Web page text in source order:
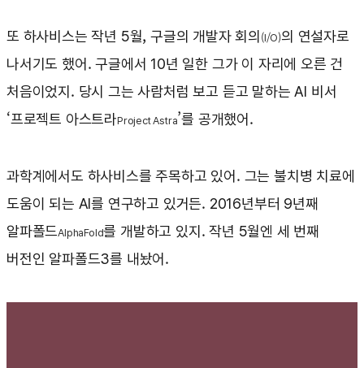
또 하사비스는 작년 5월, 구글의 개발자 회의 (I/O)의 연설자로
나서기도 했어. 구글에서 10년 일한 그가 이 자리에 오른 건
처음이었지. 당시 그는 사람처럼 보고 듣고 말하는 AI 비서
‘프로젝트 아스트라Project Astra’를 공개했어.
과학계에서도 하사비스를 주목하고 있어. 그는 불치병 치료에
도움이 되는 AI를 연구하고 있거든. 2016년부터 9년째
알파폴드AlphaFold를 개발하고 있지. 작년 5월엔 세 번째
버전인 알파폴드3를 내놨어.